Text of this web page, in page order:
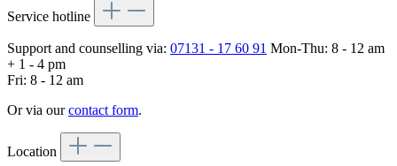
Service hotline
Support and counselling via: 07131 - 17 60 91 Mon-Thu: 8 - 12 am
+ 1 - 4 pm
Fri: 8 - 12 am
Or via ourcontact form.
Location